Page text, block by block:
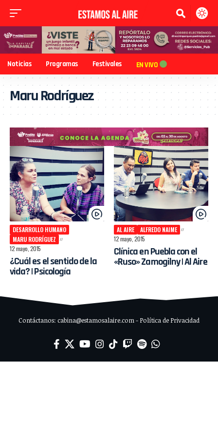
Noticias Programas Festivales EN VIVO
Maru Rodríguez
DESARROLLO HUMANO
MARU RODRÍGUEZ
12 mayo, 2015
¿Cuál es el sentido de la
vida? | Psicología
AL AIRE
ALFREDO NAIME
12 mayo, 2015
Clínica en Puebla con el
«Ruso» Zamogilny | Al Aire
Contáctanos: cabina@estamosalaire.com - Política de Privacidad